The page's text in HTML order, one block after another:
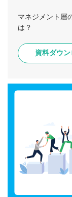
マネジメント層
は？
資料ダウン